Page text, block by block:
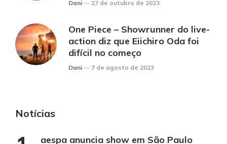
Dani 27 de outubro de 2023
One Piece – Showrunner do live-
action diz que Eiichiro Oda foi
difícil no começo
Posted
Dani 7 de agosto de 2023
Notícias
aespa anuncia show em São Paulo